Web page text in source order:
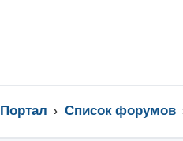
Портал Список форумов